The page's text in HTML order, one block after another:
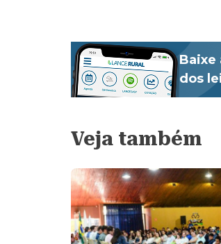
Baixe
dos
Veja também